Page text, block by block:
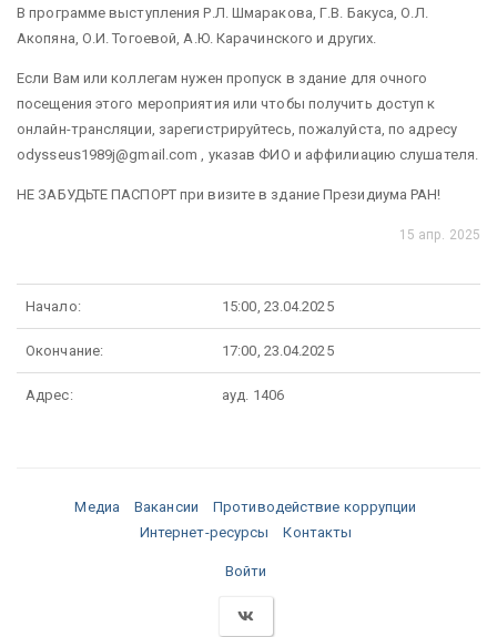
В программе выступления Р.Л. Шмаракова, Г.В. Бакуса, О.Л.
Акопяна, О.И. Тогоевой, А.Ю. Карачинского и других.
Если Вам или коллегам нужен пропуск в здание для очного
посещения этого мероприятия или чтобы получить доступ к
онлайн-трансляции, зарегистрируйтесь, пожалуйста, по адресу
odysseus1989j@gmail.com , указав ФИО и аффилиацию слушателя.
НЕ ЗАБУДЬТЕ ПАСПОРТ при визите в здание Президиума РАН!
15 апр. 2025
Начало: 15:00, 23.04.2025
Окончание: 17:00, 23.04.2025
Адрес: ауд. 1406
Медиа Вакансии
Противодействие коррупции
Интернет-ресурсы
Контакты
Войти